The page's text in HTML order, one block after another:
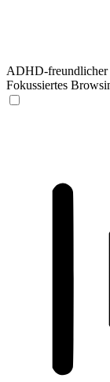
ADHD-freundlicher
Fokussiertes